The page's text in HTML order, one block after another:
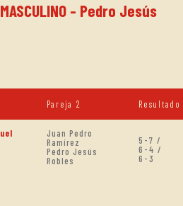
- Pedro Jesús
Pareja 2 Resultado
Juan Pedro
Ramírez
Pedro Jesús
Robles
5-7 /
6-4 /
6-3